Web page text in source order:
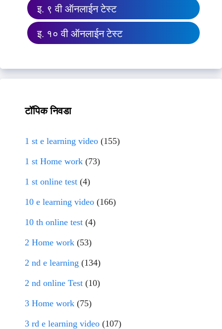
इ. ९ वी ऑनलाईन टेस्ट
इ. १० वी ऑनलाईन टेस्ट
टॉपिक निवडा
1 st e learning video (155)
1 st Home work (73)
1 st online test (4)
10 e learning video (166)
10 th online test (4)
2 Home work (53)
2 nd e learning (134)
2 nd online Test (10)
3 Home work (75)
3 rd e learning video (107)